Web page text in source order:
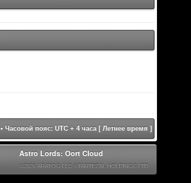
• Часовой пояс: UTC + 4 часа [ Летнее время ]
Astro Lords: Oort Cloud
©2026 ARATOG LLC ©TARTEZAL HOLDINGS LTD